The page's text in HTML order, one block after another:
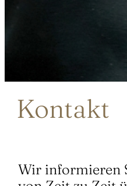
Kontakt
Wir informieren